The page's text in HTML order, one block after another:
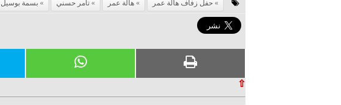
حفل زفاف هالة عمر هالة عمر تامر حسني بسمة بوسيل
⇧